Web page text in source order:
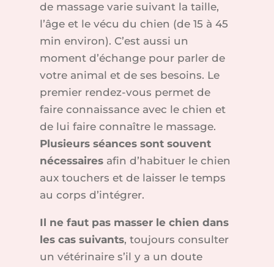
de massage varie suivant la taille,
l’âge et le vécu du chien (de 15 à 45
min environ). C’est aussi un
moment d’échange pour parler de
votre animal et de ses besoins. Le
premier rendez-vous permet de
faire connaissance avec le chien et
de lui faire connaître le massage.
Plusieurs séances sont souvent
nécessairesafin d’habituer le chien
aux touchers et de laisser le temps
au corps d’intégrer.
Il ne faut pas masser le chien dans
les cas suivants, toujours consulter
un vétérinaire s’il y a un doute